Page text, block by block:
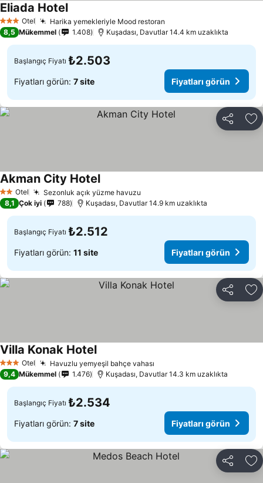
3 YıldızOtel Harika yemekleriyle Mood restoran
Eliada HotelFiyatları görün
8,5 Mükemmel 1.408 Kuşadası, Davutlar 14.4 km uzaklıkta
Başlangıç Fiyatı ₺2.503
Fiyatları görün: 7 site Fiyatları görün
Paylaş
2 Yıldız
Otel Sezonluk açık yüzme havuzu
Akman City HotelFiyatları görün
8,1 Çok iyi 788 Kuşadası, Davutlar 14.9 km uzaklıkta
Başlangıç Fiyatı ₺2.512
Fiyatları görün: 11 site Fiyatları görün
Paylaş
3 YıldızOtel Havuzlu yemyeşil bahçe vahası
Villa Konak HotelFiyatları görün
9,4 Mükemmel 1.476 Kuşadası, Davutlar 14.3 km uzaklıkta
Başlangıç Fiyatı ₺2.534
Fiyatları görün: 7 site Fiyatları görün
Paylaş